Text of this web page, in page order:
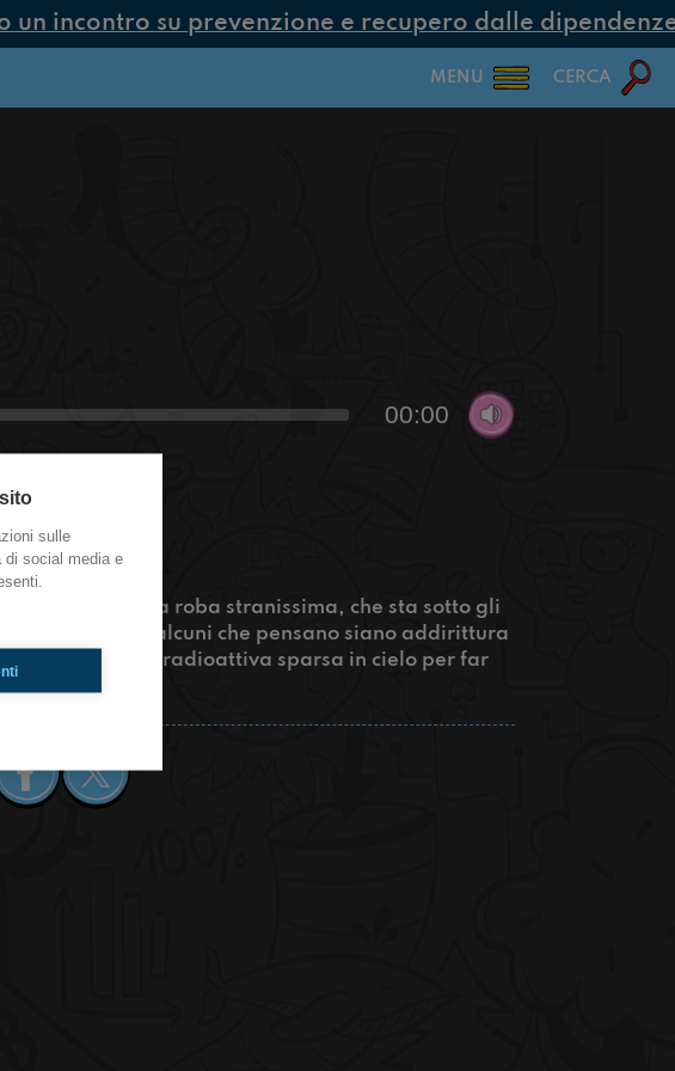
incontro su prevenzione e recupero dalle dipendenze
MENU CERCA
00:00
parliamo di una roba stranissima, che sta sotto gli
cieli. Ci sono alcuni che pensano siano addirittura
roba chimica e radioattiva sparsa in cielo per far
sulle
di social media e